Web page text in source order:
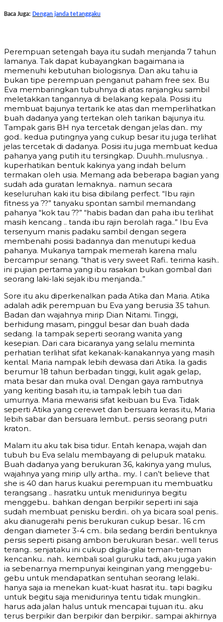
Baca Juga: Dengan janda tetanggaku
Perempuan setengah baya itu sudah menjanda 7 tahun
lamanya. Tak dapat kubayangkan bagaimana ia
memenuhi kebutuhan biologisnya. Dan aku tahu ia
bukan tipe perempuan penganut paham free sex. Bu
Eva membaringkan tubuhnya di atas ranjangku sambil
meletakkan tangannya di belakang kepala. Posisi itu
membuat bajunya tertarik ke atas dan memperlihatkan
buah dadanya yang tertekan oleh tarikan bajunya itu.
Tampak garis BH nya tercetak dengan jelas dan.. my
god.. kedua putingnya yang cukup besar itu juga terlihat
jelas tercetak di dadanya. Posisi itu juga membuat kedua
pahanya yang putih itu tersingkap. Duuhh..mulusnya. .
kuperhatikan bentuk kakinya yang indah belum
termakan oleh usia. Memang ada beberapa bagian yang
sudah ada guratan lemaknya.. namun secara
keseluruhan kaki itu bisa dibilang perfect. “Ibu rajin
fitness ya ??” tanyaku spontan sambil memandang
pahanya “kok tau ??” “habis badan dan paha ibu terlihat
masih kencang .. tanda ibu rajin berolah raga..” Ibu Eva
tersenyum manis padaku sambil dengan segera
membenahi posisi badannya dan menutupi kedua
pahanya. Mukanya tampak memerah karena malu
bercampur senang. “that is very sweet Rafi.. terima kasih..
ini pujian pertama yang ibu rasakan bukan gombal dari
seorang laki-laki sejak ibu menjanda..”
Sore itu aku diperkenalkan pada Atika dan Maria. Atika
adalah adik perempuan bu Eva yang berusia 35 tahun.
Badan dan wajahnya mirip Dian Nitami. Tinggi,
berhidung masam, pinggul besar dan buah dada
sedang. Ia tampak seperti seorang wanita yang
kesepian. Dari cara bicaranya yang selalu meminta
perhatian terlihat sifat kekanak-kanakannya yang masih
kental. Maria nampak lebih dewasa dari Atika. Ia gadis
berumur 18 tahun berbadan tinggi, kulit agak gelap,
mata besar dan muka oval. Dengan gaya rambutnya
yang keriting basah itu, ia tampak lebih tua dari
umurnya. Maria mewarisi sifat keibuan bu Eva. Tidak
seperti Atika yang cerewet dan bersuara keras itu, Maria
lebih sabar dan bersuara lembut.. persis seorang putri
kraton..
Malam itu aku tak bisa tidur. Entah kenapa, wajah dan
tubuh bu Eva selalu membayang di pelupuk mataku.
Buah dadanya yang berukuran 36, kakinya yang mulus,
wajahnya yang mirip ully artha.. my.. I can’t believe that
she is 40 dan harus kuakui perempuan itu membuatku
terangsang .. hasratku untuk menidurinya begitu
menggebu.. bahkan dengan berpikir seperti ini saja
sudah membuat penisku berdiri.. oh ya bicara soal penis..
aku dianugerahi penis berukuran cukup besar.. 16 cm
dengan diameter 3-4 cm.. bila sedang berdiri bentuknya
persis seperti pisang ambon berukuran besar.. well terus
terang.. senjataku ini cukup digila-gilai teman-teman
kencanku.. nah.. kembali soal guruku tadi, aku juga yakin
ia sebenarnya mempunyai keinginan yang menggebu-
gebu untuk mendapatkan sentuhan seorang lelaki..
hanya saja ia menekan kuat-kuat hasrat itu.. tapi bagiku
untuk begitu saja menidurinya tentu tidak mungkin..
harus ada jalan halus untuk mencapai tujuan itu.. aku
terus berpikir dan berpikir dan berpikir.. sampai akhirnya